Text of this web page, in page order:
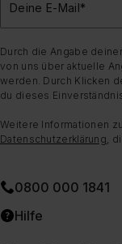
Deine E-Mail*
Durch die Angabe
von uns über aktuelle
werden. Durch Klicken
du dieses
Weitere Informationen
Datenschutzerklärung ,
0800 000 1841
Hilfe